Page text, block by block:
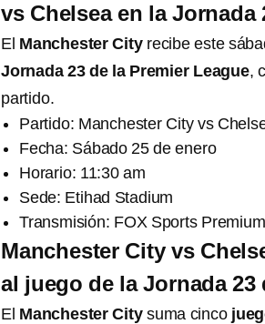
vs Chelsea en la Jornada
El Manchester Cityrecibe este
Jornada 23 de la Premier League,
partido.
Partido: Manchester City vs
Fecha: Sábado 25 de enero
Horario: 11:30 am
Sede: Etihad Stadium
Transmisión: FOX Sports Premium
Manchester City vs
al juego de la Jornada 23
El Manchester Citysuma cinco